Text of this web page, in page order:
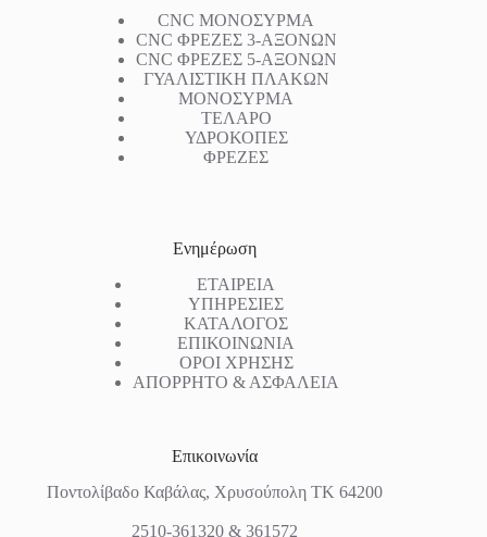
CNC ΜΟΝΟΣΥΡΜΑ
CNC ΦΡΕΖΕΣ 3-ΑΞΟΝΩΝ
CNC ΦΡΕΖΕΣ 5-ΑΞΟΝΩΝ
ΓΥΑΛΙΣΤΙΚΗ ΠΛΑΚΩΝ
ΜΟΝΟΣΥΡΜΑ
ΤΕΛΑΡΟ
ΥΔΡΟΚΟΠΕΣ
ΦΡΕΖΕΣ
Ενημέρωση
ΕΤΑΙΡΕΙΑ
ΥΠΗΡΕΣΙΕΣ
ΚΑΤΑΛΟΓΟΣ
ΕΠΙΚΟΙΝΩΝΙΑ
ΟΡΟΙ ΧΡΗΣΗΣ
ΑΠΟΡΡΗΤΟ & ΑΣΦΑΛΕΙΑ
Επικοινωνία
Ποντολίβαδο Καβάλας, Χρυσούπολη ΤΚ 64200
2510-361320 & 361572